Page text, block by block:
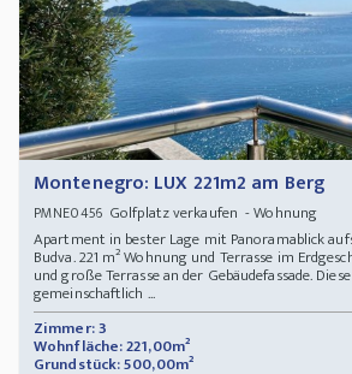
Montenegro: LUX 221m2 am Berg
PMNE0456Golfplatz verkaufen - Wohnung
Apartment in bester Lage mit Panoramablick
Budva. 221 m² Wohnung und Terrasse im
und große Terrasse an der Gebäudefassade.
gemeinschaftlich ...
Zimmer: 3
Wohnfläche: 221,00m²
Grundstück: 500,00m²